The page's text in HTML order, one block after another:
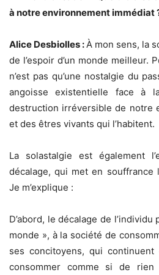
à notre environnement immédiat
Alice Desbiolles :À mon sens, la
de l’espoir d’un monde meilleur.
n’est pas qu’une nostalgie du
angoisse existentielle face à
destruction irréversible de notre
et des êtres vivants qui l’habitent.
La solastalgie est également
décalage, qui met en souffrance
Je m’explique :
D’abord, le décalage de
monde », à la société de
ses concitoyens, qui
consommer comme si de rien